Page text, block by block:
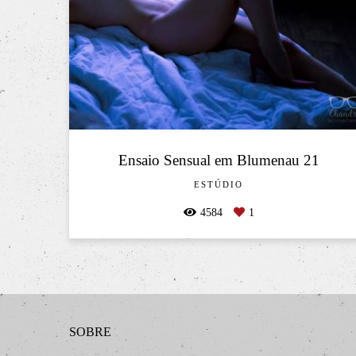
Ensaio Sensual em Blumenau 21
ESTÚDIO
4584 1
SOBRE